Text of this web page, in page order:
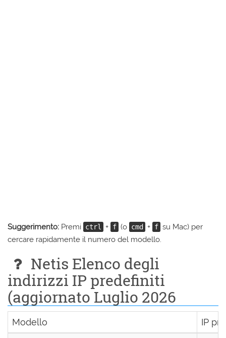
Suggerimento: Premi ctrl + f (o cmd + f su Mac) per
cercare rapidamente il numero del modello.
Netis Elenco degli
indirizzi IP predefiniti
(aggiornato Luglio 2026
Modello IP